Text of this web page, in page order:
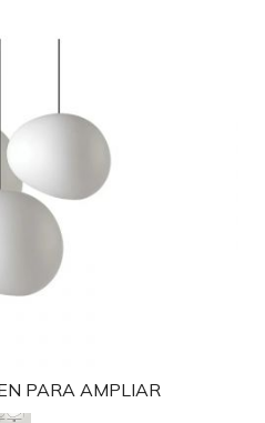
PARA AMPLIAR